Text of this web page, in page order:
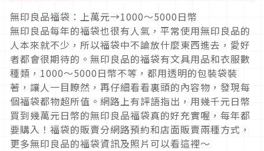
無印良品福袋：上萬元→1000～5000日幣
無印良品每年的福袋也很有人氣，平常使用無印良品的
人本來就不少，所以福袋中不論放什麼東西進去，愛好
者都會很期待的。無印良品的福袋有文具用品和衣服數
種類，1000～5000日幣不等，都用透明的包裝袋裝
著，讓人一目瞭然，再仔細看看裏頭的內容物，發現每
個福袋都物超所值。網路上有評語指出，用幾千元日幣
買到幾萬元日幣的無印良品福袋真的好充實喔，每年都
要購入！福袋的販賣分網路預約和店面販賣兩種方式，
更多無印良品的福袋資訊及照片可以看這裡～